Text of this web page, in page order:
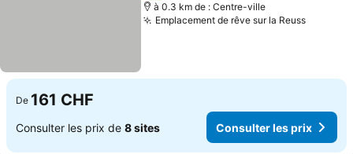
à 0.3 km de : Centre-ville
Emplacement de rêve sur la Reuss
De 161 CHF
Consulter les prix de 8 sites Consulter les prix